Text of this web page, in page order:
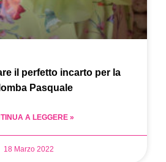
il perfetto incarto per la
Pasquale
A LEGGERE »
18 Marzo 2022